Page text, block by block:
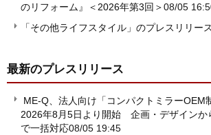
のリフォーム』＜2026年第3回＞08/05
「その他ライフスタイル」のプレスリリー
最新のプレスリリース
ME-Q、法人向け「コンパクトミラーOEM
2026年8月5日より開始 企画・デザインか
で一括対応08/05 19:45